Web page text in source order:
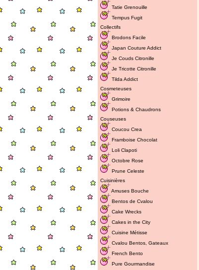
Tatie Grenouille
Tempus Fugit
Collectifs
Brodons Facile
Japan Couture Addict
Je Couds Citronille
Je Tricotte Citronille
Tilda Addict
Cosmeteuses
Grimoire
Potions & Chaudrons
Couseuses
Coucou Crea
Framboise Chocolat
Loli Clapoti
Octobre Rose
Prune Celeste
Cuisinières
Amuses Bouche
Bentos de Cvalou
Cake Wrecks
Cakes in the City
Cuisine Métisse
Cvalou Bentos Gateaux
French Bento
Pure Gourmandise